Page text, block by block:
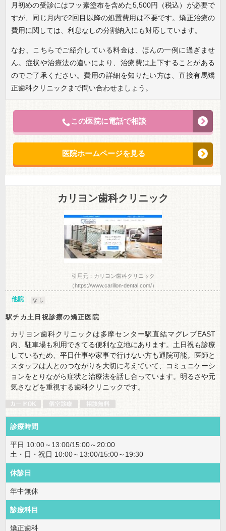
月初めの受診にはフッ素塗布を含めた5,500円（税込）が必要で
すが、同じ月内で2回目以降の処置費用は不要です。矯正治療の
費用に関しては、利息なしの分割納入にも対応しています。
なお、こちらでご紹介している料金は、ほんの一例に過ぎませ
ん。症状や治療法の違いにより、治療費は上下することがある
のでご了承ください。費用の詳細を知りたい方は、直接有馬矯
正歯科クリニックまで問い合わせましょう。
この医院に電話で相談
医院ホームページを見る
カリヨン歯科クリニック
引用元：カリヨン歯科クリニック
（https://www.carillon-dental.com/）
他院 な し
駅チカ土日祝診療の矯正医院
カリヨン歯科クリニックは多摩センター駅直結マグレブEAST
内、駐車場も利用できてる便利な立地にあります。土日祝も診療
しているため、平日仕事や家事で行けない方も通院可能。医師と
スタッフは人とのつながりを大切に考えていて、コミュニケーシ
ョンをとりながら症状と治療法を話し合っています。明るさや元
気さなどを重視する歯科クリニックです。
診療時間
平日 10:00～13:00/15:00～20:00
土・日・祝日 10:00～13:00/15:00～19:30
休診日
年中無休
診療科目
矯正歯科